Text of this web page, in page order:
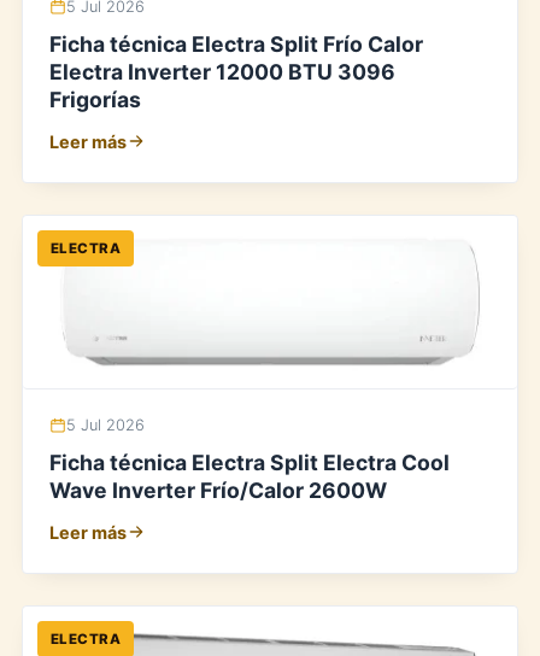
5 Jul 2026
Ficha técnica Electra Split Frío Calor
Electra Inverter 12000 BTU 3096
Frigorías
Leer más
ELECTRA
5 Jul 2026
Ficha técnica Electra Split Electra Cool
Wave Inverter Frío/Calor 2600W
Leer más
ELECTRA